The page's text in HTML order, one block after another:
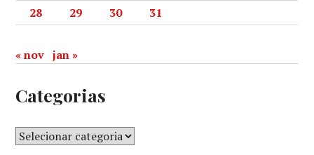
28
29 30 31
« nov jan »
Categorias